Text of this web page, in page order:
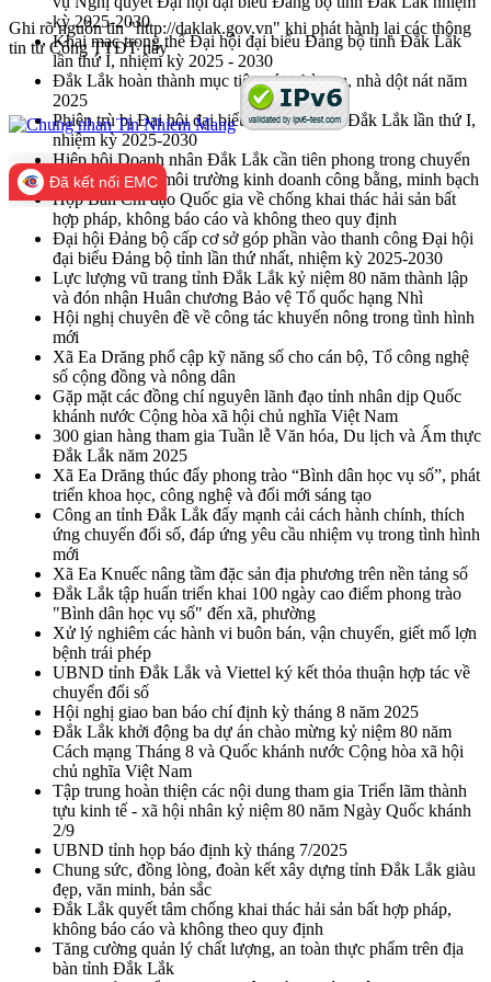
kỳ 2025-2030
Khai mạc trọng thể Đại hội đại biểu Đảng bộ tỉnh Đắk Lắk
lần thứ I, nhiệm kỳ 2025 - 2030
Đắk Lắk hoàn thành mục tiêu xóa nhà tạm, nhà dột nát năm
2025
Phiên trù bị Đại hội đại biểu Đảng bộ tỉnh Đắk Lắk lần thứ I,
nhiệm kỳ 2025-2030
Hiệp hội Doanh nhân Đắk Lắk cần tiên phong trong chuyển
đổi số, kiến tạo môi trường kinh doanh công bằng, minh bạch
Họp Ban Chỉ đạo Quốc gia về chống khai thác hải sản bất
hợp pháp, không báo cáo và không theo quy định
Đại hội Đảng bộ cấp cơ sở góp phần vào thanh công Đại hội
đại biểu Đảng bộ tỉnh lần thứ nhất, nhiệm kỳ 2025-2030
Lực lượng vũ trang tỉnh Đắk Lắk kỷ niệm 80 năm thành lập
và đón nhận Huân chương Bảo vệ Tổ quốc hạng Nhì
Hội nghị chuyên đề về công tác khuyến nông trong tình hình
mới
Xã Ea Drăng phổ cập kỹ năng số cho cán bộ, Tổ công nghệ
số cộng đồng và nông dân
Gặp mặt các đồng chí nguyên lãnh đạo tỉnh nhân dịp Quốc
khánh nước Cộng hòa xã hội chủ nghĩa Việt Nam
300 gian hàng tham gia Tuần lễ Văn hóa, Du lịch và Ẩm thực
Đắk Lắk năm 2025
Xã Ea Drăng thúc đẩy phong trào “Bình dân học vụ số”, phát
triển khoa học, công nghệ và đổi mới sáng tạo
Công an tỉnh Đắk Lắk đẩy mạnh cải cách hành chính, thích
ứng chuyển đổi số, đáp ứng yêu cầu nhiệm vụ trong tình hình
mới
Xã Ea Knuếc nâng tầm đặc sản địa phương trên nền tảng số
Đắk Lắk tập huấn triển khai 100 ngày cao điểm phong trào
"Bình dân học vụ số" đến xã, phường
Xử lý nghiêm các hành vi buôn bán, vận chuyển, giết mổ lợn
bệnh trái phép
UBND tỉnh Đắk Lắk và Viettel ký kết thỏa thuận hợp tác về
chuyển đổi số
Hội nghị giao ban báo chí định kỳ tháng 8 năm 2025
Đắk Lắk khởi động ba dự án chào mừng kỷ niệm 80 năm
Cách mạng Tháng 8 và Quốc khánh nước Cộng hòa xã hội
chủ nghĩa Việt Nam
Tập trung hoàn thiện các nội dung tham gia Triển lãm thành
tựu kinh tế - xã hội nhân kỷ niệm 80 năm Ngày Quốc khánh
2/9
UBND tỉnh họp báo định kỳ tháng 7/2025
Chung sức, đồng lòng, đoàn kết xây dựng tỉnh Đắk Lắk giàu
đẹp, văn minh, bản sắc
Đắk Lắk quyết tâm chống khai thác hải sản bất hợp pháp,
không báo cáo và không theo quy định
Tăng cường quản lý chất lượng, an toàn thực phẩm trên địa
bàn tỉnh Đắk Lắk
Ghi rõ nguồn tin "http://daklak.gov.vn" khi phát hành lại các thông
tin từ Cổng TTĐT này
Đã kết nối EMC